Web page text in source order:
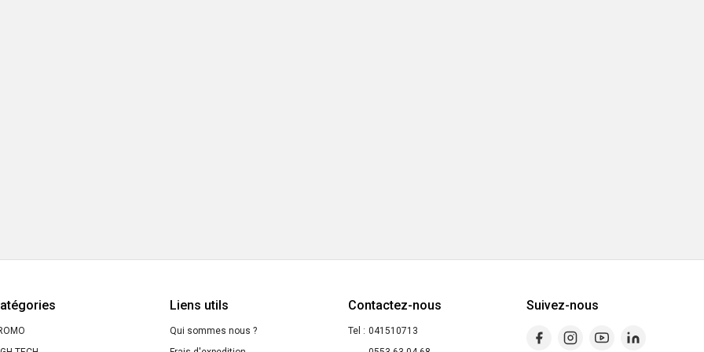
Liens utils
Qui sommes nous ?
Contactez-nous
Tel : 041510713
Suivez-nous